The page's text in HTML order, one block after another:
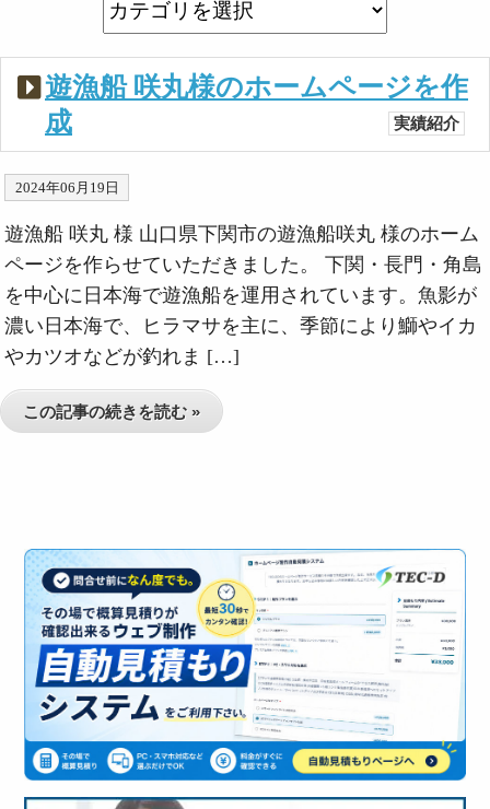
遊漁船 咲丸様のホームページを作
成
実績紹介
2024年06月19日
遊漁船 咲丸 様 山口県下関市の遊漁船咲丸 様のホーム
ページを作らせていただきました。 下関・長門・角島
を中心に日本海で遊漁船を運用されています。魚影が
濃い日本海で、ヒラマサを主に、季節により鰤やイカ
やカツオなどが釣れま […]
この記事の続きを読む »